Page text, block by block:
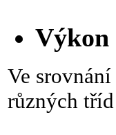
Výkon
Ve
různých